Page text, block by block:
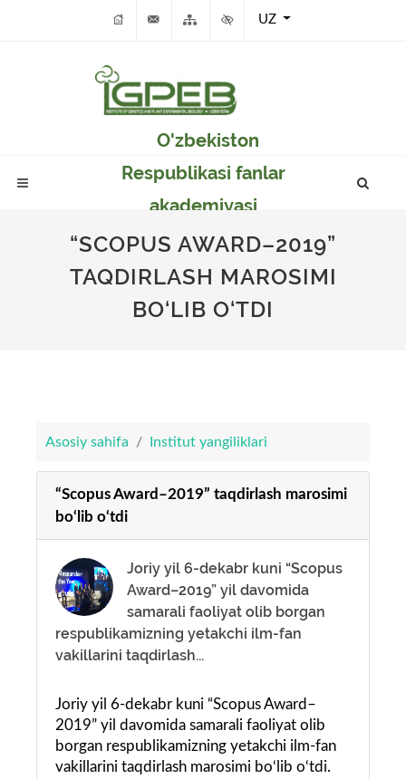
UZ
O'zbekiston
Respublikasi fanlar
akademiyasi
Genetika va o'simlikar
eksperimental
biologiyasi instituti
“SCOPUS AWARD–2019”
TAQDIRLASH MAROSIMI
BO‘LIB O‘TDI
Asosiy sahifa Institut yangiliklari
“Scopus Award–2019” taqdirlash marosimi
bo‘lib o‘tdi
Joriy yil 6-dekabr kuni “Scopus
Award–2019” yil davomida
samarali faoliyat olib borgan
respublikamizning yetakchi ilm-fan
vakillarini taqdirlash...
Joriy yil 6-dekabr kuni “Scopus Award–
2019” yil davomida samarali faoliyat olib
borgan respublikamizning yetakchi ilm-fan
vakillarini taqdirlash marosimi bo‘lib o‘tdi.